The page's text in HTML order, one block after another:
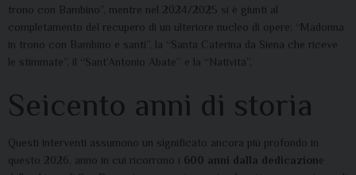
trono con Bambino”, mentre nel 2024/2025 si è giunti al
completamento del recupero di un ulteriore nucleo di opere: “Madonna
in trono con Bambino e santi”, la “Santa Caterina da Siena che riceve
le stimmate”, il “Sant’Antonio Abate” e la “Natività”.
Seicento anni di storia
Questi interventi assumono un significato ancora più profondo in
questo 2026, anno in cui ricorrono i 600 anni dalla dedicazione